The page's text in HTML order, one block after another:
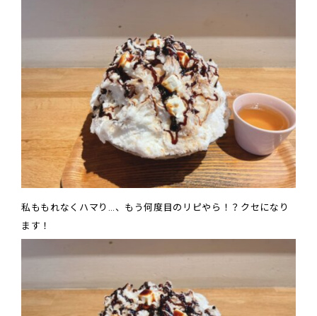
私ももれなくハマり…、もう何度目のリピやら！？クセになり
ます！